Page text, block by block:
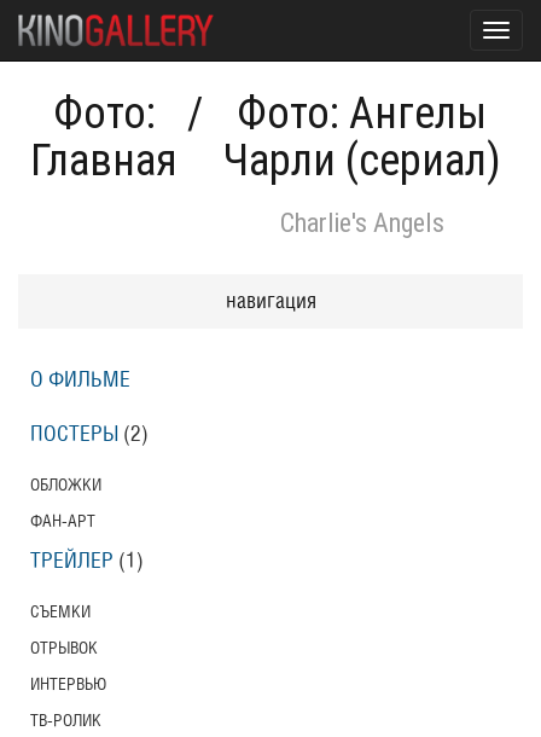
Фото:
Главная
/
Фото: Ангелы
Чарли (сериал)
Charlie's Angels
навигация
О ФИЛЬМЕ
ПОСТЕРЫ (2)
ОБЛОЖКИ
ФАН-АРТ
ТРЕЙЛЕР (1)
СЪЕМКИ
ОТРЫВОК
ИНТЕРВЬЮ
ТВ-РОЛИК